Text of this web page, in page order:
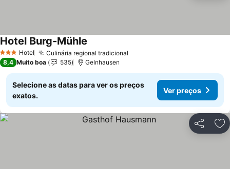
3 EstrelasHotel Culinária regional tradicional
Hotel Burg-Mühle
8,4 Muito boa 535 Gelnhausen
Selecione as datas para ver os preços
exatos.
Ver preços
Partilhar